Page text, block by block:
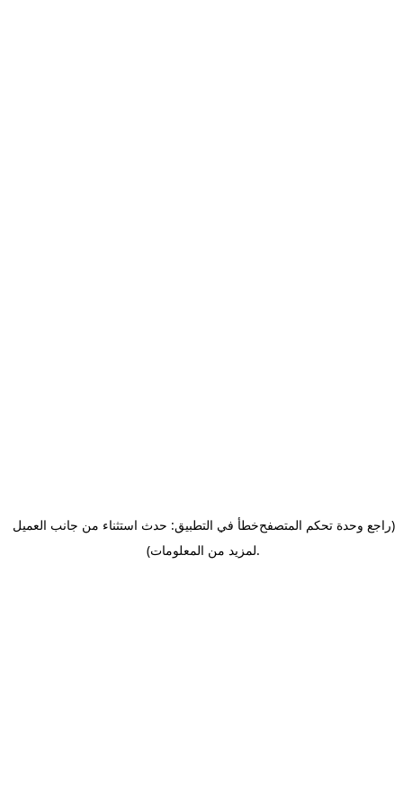
خطأ في التطبيق: حدث استثناء من جانب العميل(راجع وحدة تحكم المتصفح
لمزيد من المعلومات).